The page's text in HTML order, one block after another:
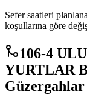
Sefer saatleri
koşullarına göre
106-4
YURTLAR
Güzergahlar